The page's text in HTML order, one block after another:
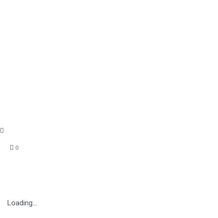
0
Loading...